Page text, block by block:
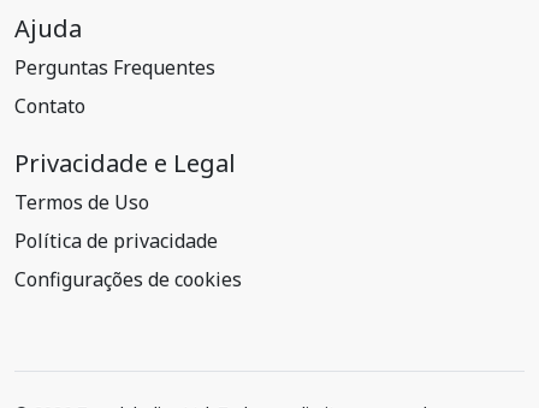
Ajuda
Perguntas Frequentes
Contato
Privacidade e Legal
Termos de Uso
Política de privacidade
Configurações de cookies